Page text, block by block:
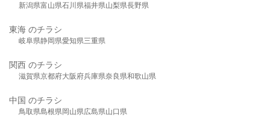
新潟県富山県石川県福井県山梨県長野県
東海 のチラシ
岐阜県静岡県愛知県三重県
関西 のチラシ
滋賀県京都府大阪府兵庫県奈良県和歌山県
中国 のチラシ
鳥取県島根県岡山県広島県山口県